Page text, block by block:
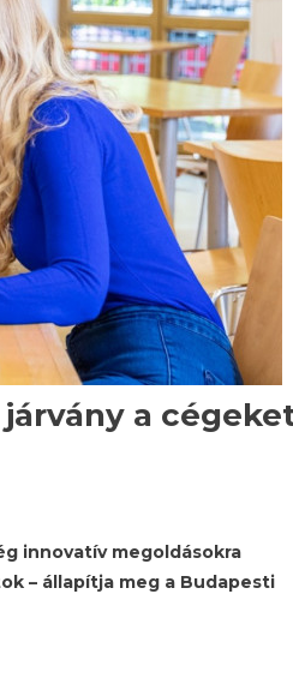
a
innovatív megoldásokra
– állapítja meg a Budapesti